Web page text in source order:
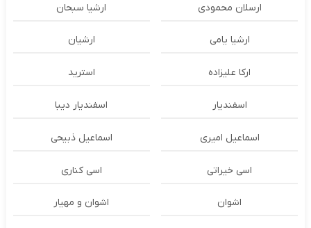
ارسلان محمودی ارشیا سبحان
ارشیا یامی ارشیان
ارکا علیزاده استرید
اسفندیار اسفندیار دیبا
اسماعیل امیری اسماعیل ذبیحی
اسی خیراتی اسی کناری
اشوان اشوان و مهیار